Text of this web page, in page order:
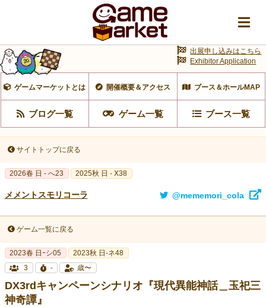
ゲームマーケットとは 開催概要＆アクセス ブース＆ホールMAP
ブログ一覧 ゲーム一覧 ブース一覧
出展申し込みはこちら
Exhibitor Application
サイトトップに戻る
2026春 日 - へ23 2025秋 日 - X38
メメントスモリコーラ @mememori_cola
ゲーム一覧に戻る
2023春 日ｰシ05
2023秋 日-ネ48
3
- 歳〜
DX3rdキャンペーンシナリオ『現代異能神話＿玉祀三
神奇譚』